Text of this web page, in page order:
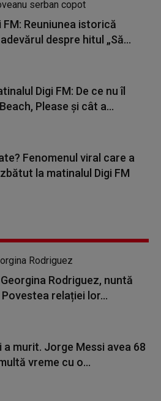
FM: Reuniunea istorică
despre hitul „Să...
Digi FM: De ce nu îl
Please și cât a...
Fenomenul viral care a
la matinalul Digi FM
Rodriguez, nuntă
relației lor...
a murit. Jorge Messi avea 68
vreme cu o...